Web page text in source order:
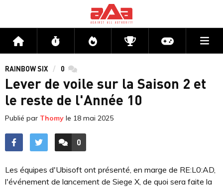
Accueil Flux Directs CompétitionsActu jeux
RAINBOW SIX 0 commentaires
Lever de voile sur la Saison 2 et
le reste de l'Année 10
Publié par Thomy le 18 mai 2025
ACCÉDER AUX
0
COMMENTAIRES
Les équipes d'Ubisoft ont présenté, en marge de RE:L0:AD,
l'événement de lancement de Siege X, de quoi sera faite la